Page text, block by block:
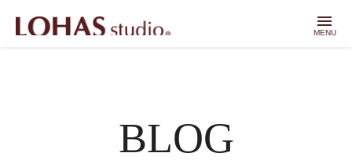
menu
MENU
BLOG